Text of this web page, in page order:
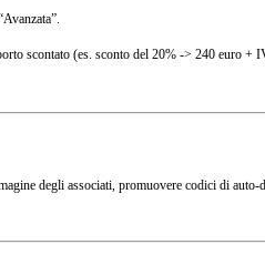
scontato (es. sconto del 20% -> 240 euro
degli associati, promuovere codici di